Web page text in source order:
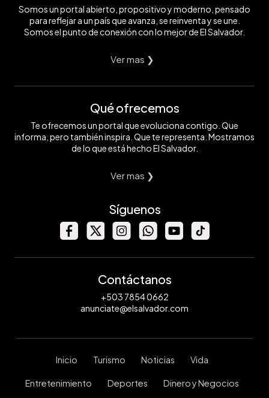
Somos un portal abierto, propositivo y moderno, pensado
para reflejar a un país que avanza, se reinventa y se une.
Somos el punto de conexión con lo mejor de El Salvador.
Ver mas ❯
Qué ofrecemos
Te ofrecemos un portal que evoluciona contigo. Que
informa, pero también inspira. Que te representa. Mostramos
de lo que está hecho El Salvador.
Ver mas ❯
Síguenos
Contáctanos
+503 7854 0662
anunciate@elsalvador.com
Inicio Turismo Noticias Vida
Entretenimiento Deportes Dinero y Negocios